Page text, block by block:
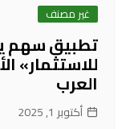
غير مصنف
تطبيق سهم
للاستثمار»
العرب
أكتوبر 1, 2025